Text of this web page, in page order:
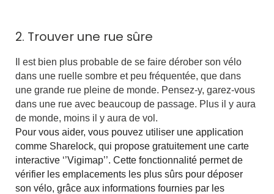
2. Trouver une rue sûre
Il est bien plus probable de se faire dérober son vélo
dans une ruelle sombre et peu fréquentée, que dans
une grande rue pleine de monde. Pensez-y, garez-vous
dans une rue avec beaucoup de passage. Plus il y aura
de monde, moins il y aura de vol.
Pour vous aider, vous pouvez utiliser une application
comme Sharelock, qui propose gratuitement une carte
interactive ‘’Vigimap’’. Cette fonctionnalité permet de
vérifier les emplacements les plus sûrs pour déposer
son vélo, grâce aux informations fournies par les